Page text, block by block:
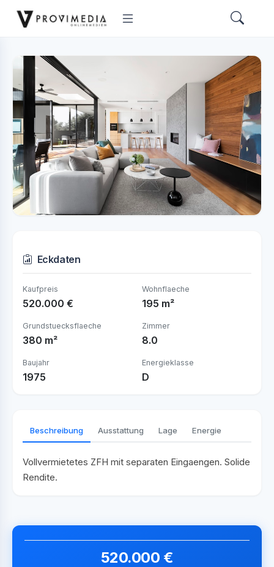
Eckdaten
Kaufpreis
520.000 €
Wohnflaeche
195 m²
Grundstuecksflaeche
380 m²
Zimmer
8.0
Baujahr
1975
Energieklasse
D
Beschreibung Ausstattung Lage Energie
Vollvermietetes ZFH mit separaten Eingaengen. Solide
Rendite.
520.000 €